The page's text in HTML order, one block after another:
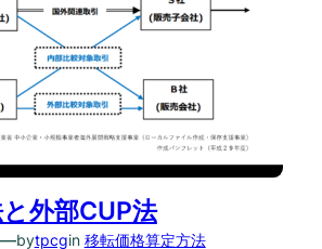
外部CUP法
bytpcgin 移転価格算定方法